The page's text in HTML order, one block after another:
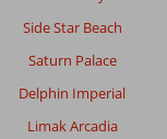
Side Star Beach
Saturn Palace
Delphin Imperial
Limak Arcadia